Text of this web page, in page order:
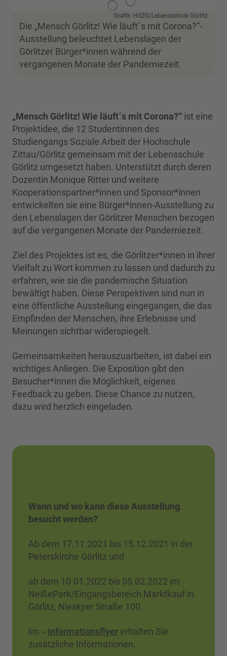
Grafik: HSZG/Lebensschule Görlitz
Die „Mensch Görlitz! Wie läuft´s mit Corona?“-
Ausstellung beleuchtet Lebenslagen der
Görlitzer Bürger*innen während der
vergangenen Monate der Pandemiezeit.
„Mensch Görlitz! Wie läuft´s mit Corona?“ ist eine
Projektidee, die 12 Studentinnen des
Studiengangs Soziale Arbeit der Hochschule
Zittau/Görlitz gemeinsam mit der Lebensschule
Görlitz umgesetzt haben. Unterstützt durch deren
Dozentin Monique Ritter und weitere
Kooperationspartner*innen und Sponsor*innen
entwickelten sie eine Bürger*innen-Ausstellung zu
den Lebenslagen der Görlitzer Menschen bezogen
auf die vergangenen Monate der Pandemiezeit.
Ziel des Projektes ist es, die Görlitzer*innen in ihrer
Vielfalt zu Wort kommen zu lassen und dadurch zu
erfahren, wie sie die pandemische Situation
bewältigt haben. Diese Perspektiven sind nun in
eine öffentliche Ausstellung eingegangen, die das
Empfinden der Menschen, ihre Erlebnisse und
Meinungen sichtbar widerspiegelt.
Gemeinsamkeiten herauszuarbeiten, ist dabei ein
wichtiges Anliegen. Die Exposition gibt den
Besucher*innen die Möglichkeit, eigenes
Feedback zu geben. Diese Chance zu nutzen,
dazu wird herzlich eingeladen.
Wann und wo kann diese Ausstellung
besucht werden?
Ab dem 17.11.2021 bis 15.12.2021 in der
Peterskirche Görlitz und
ab dem 10.01.2022 bis 05.02.2022 im
NeißePark/Eingangsbereich Marktkauf in
Görlitz, Nieskyer Straße 100.
Im Informationsflyer erhalten Sie
zusätzliche Informationen.